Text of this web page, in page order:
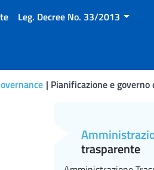
Leg. Decree No. 33/2013
Pianificazione e
trasparente